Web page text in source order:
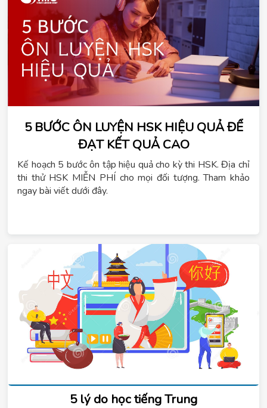
5 BƯỚC ÔN LUYỆN HSK HIỆU QUẢ ĐỂ
ĐẠT KẾT QUẢ CAO
Kế hoạch 5 bước ôn tập hiệu quả cho kỳ thi HSK. Địa chỉ
thi thử HSK MIỄN PHÍ cho mọi đối tượng. Tham khảo
ngay bài viết dưới đây.
5 lý do học tiếng Trung